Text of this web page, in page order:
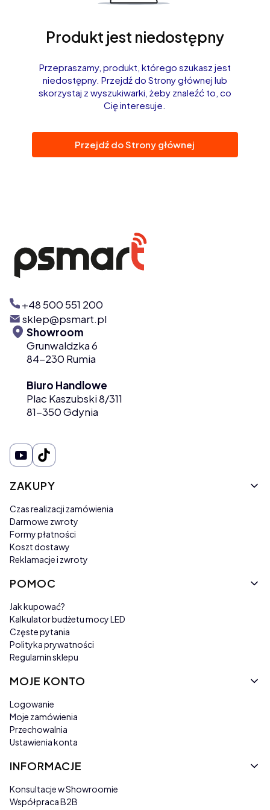
Produkt jest niedostępny
Przepraszamy, produkt, którego szukasz jest
niedostępny. Przejdź do Strony głównej lub
skorzystaj z wyszukiwarki, żeby znaleźć to, co
Cię interesuje.
Przejdź do Strony głównej
+48 500 551 200
sklep@psmart.pl
Showroom
Grunwaldzka 6
84-230 Rumia
Biuro Handlowe
Plac Kaszubski 8/311
81-350 Gdynia
Linki w stopce
ZAKUPY
Czas realizacji zamówienia
Darmowe zwroty
Formy płatności
Koszt dostawy
Reklamacje i zwroty
POMOC
Jak kupować?
Kalkulator budżetu mocy LED
Częste pytania
Polityka prywatności
Regulamin sklepu
MOJE KONTO
Logowanie
Moje zamówienia
Przechowalnia
Ustawienia konta
INFORMACJE
Konsultacje w Showroomie
Współpraca B2B